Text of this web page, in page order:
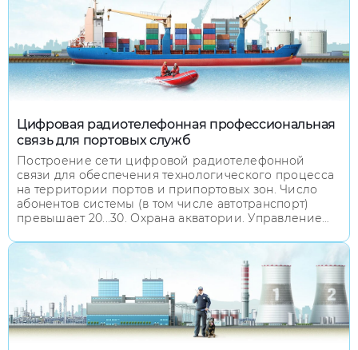
Цифровая радиотелефонная профессиональная
связь для портовых служб
Построение сети цифровой радиотелефонной
связи для обеспечения технологического процесса
на территории портов и припортовых зон. Число
абонентов системы (в том числе автотранспорт)
превышает 20...30. Охрана акватории. Управление
и предотвращению чрезвычайных ситуаций.
Диспетчерская связь. Радиотелефонная связь.
Передача данных.